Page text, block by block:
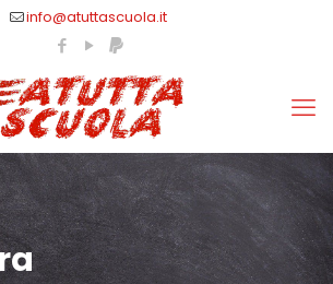
info@atuttascuola.it